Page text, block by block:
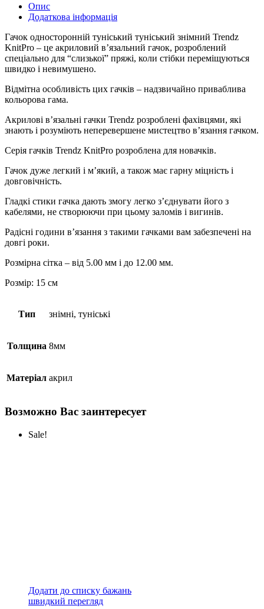
Опис
Додаткова інформація
Гачок односторонній туніський туніський знімний Trendz
KnitPro – це акриловий в’язальний гачок, розроблений
спеціально для “слизької” пряжі, коли стібки переміщуються
швидко і невимушено.
Відмітна особливість цих гачків – надзвичайно приваблива
кольорова гама.
Акрилові в’язальні гачки Trendz розроблені фахівцями, які
знають і розуміють неперевершене мистецтво в’язання гачком.
Серія гачків Trendz KnitPro розроблена для новачків.
Гачок дуже легкий і м’який, а також має гарну міцність і
довговічність.
Гладкі стики гачка дають змогу легко з’єднувати його з
кабелями, не створюючи при цьому заломів і вигинів.
Радісні години в’язання з такими гачками вам забезпечені на
довгі роки.
Розмірна сітка – від 5.00 мм і до 12.00 мм.
Розмір: 15 см
Тип знімні, туніські
Толщина 8мм
Матеріал акрил
Возможно Вас заинтересует
Sale!
Додати до списку бажань
швидкий перегляд